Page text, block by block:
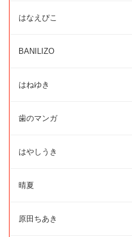
はなえぴこ
BANILIZO
はねゆき
歯のマンガ
はやしうき
晴夏
原田ちあき